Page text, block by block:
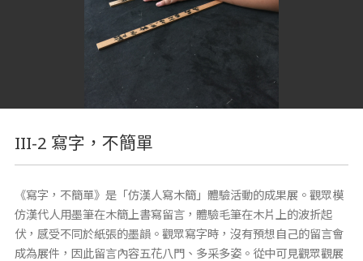
III-2 寫字，不簡單
《寫字，不簡單》是「仿漢人寫木簡」體驗活動的成果展。觀眾模
仿漢代人用墨筆在木簡上書寫留言，體驗毛筆在木片上的波折起
伏，感受不同於紙張的墨韻。觀眾寫字時，沒有預想自己的留言會
成為展件，因此留言內容五花八門、多采多姿。從中可見觀眾觀展